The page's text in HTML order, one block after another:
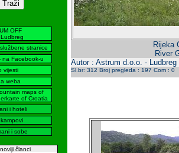
OFF
stranice
na Facebook-u
vijesti
weba
maps of
of Croatia
i hoteli
i sobe
članci
Rijeka
River
Autor : Astrum d.o.o. - Ludbreg
Sl.br: 312 Broj pregleda : 197 Com : 0